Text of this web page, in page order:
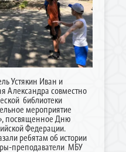
Устякин Иван и
Александра совместно
библиотеки
мероприятие
посвященное Дню
Федерации.
ребятам об истории
преподаватели МБУ